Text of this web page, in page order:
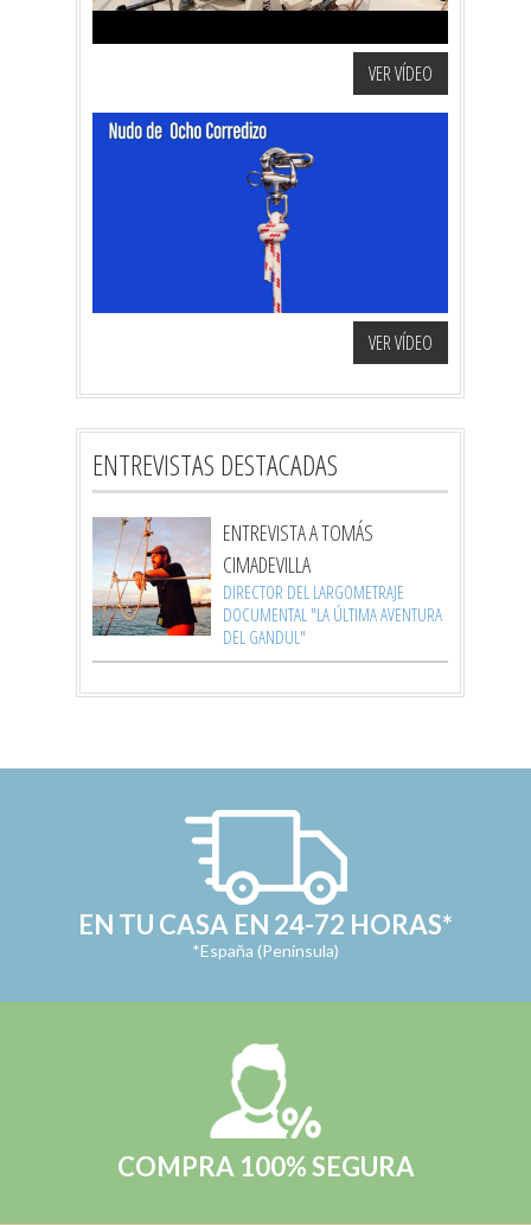
VER VÍDEO
VER VÍDEO
ENTREVISTAS DESTACADAS
ENTREVISTA A TOMÁS
CIMADEVILLA
DIRECTOR DEL LARGOMETRAJE
DOCUMENTAL "LA ÚLTIMA AVENTURA
DEL GANDUL"
EN TU CASA EN 24-72 HORAS*
*España (Península)
COMPRA 100% SEGURA